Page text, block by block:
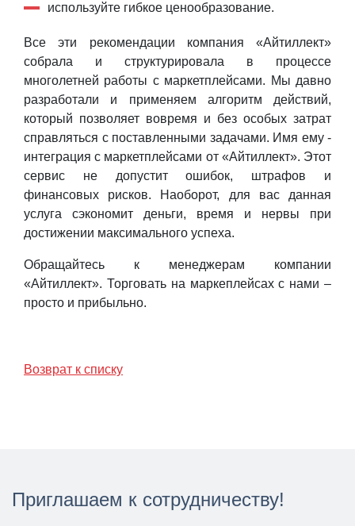
используйте гибкое ценообразование.
Все эти рекомендации компания «Айтиллект»
собрала и структурировала в процессе
многолетней работы с маркетплейсами. Мы давно
разработали и применяем алгоритм действий,
который позволяет вовремя и без особых затрат
справляться с поставленными задачами. Имя ему -
интеграция с маркетплейсами от «Айтиллект». Этот
сервис не допустит ошибок, штрафов и
финансовых рисков. Наоборот, для вас данная
услуга сэкономит деньги, время и нервы при
достижении максимального успеха.
Обращайтесь к менеджерам компании
«Айтиллект». Торговать на маркеплейсах с нами –
просто и прибыльно.
Возврат к списку
Приглашаем к сотрудничеству!